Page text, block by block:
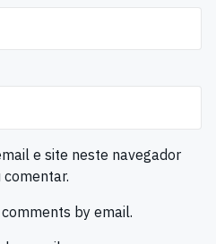
e site neste navegador
by email.